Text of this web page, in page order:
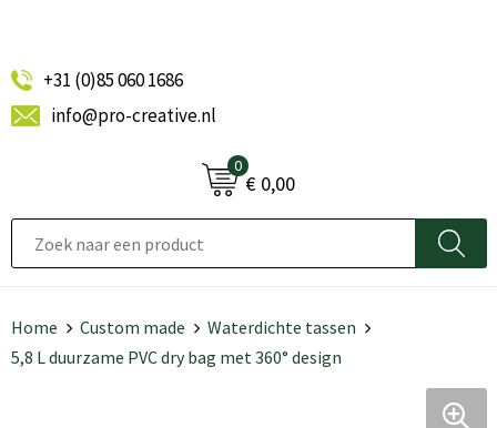
+31 (0)85 060 1686
info@pro-creative.nl
0
€ 0,00
Home Custom made
Waterdichte tassen
5,8 L duurzame PVC dry bag met 360° design